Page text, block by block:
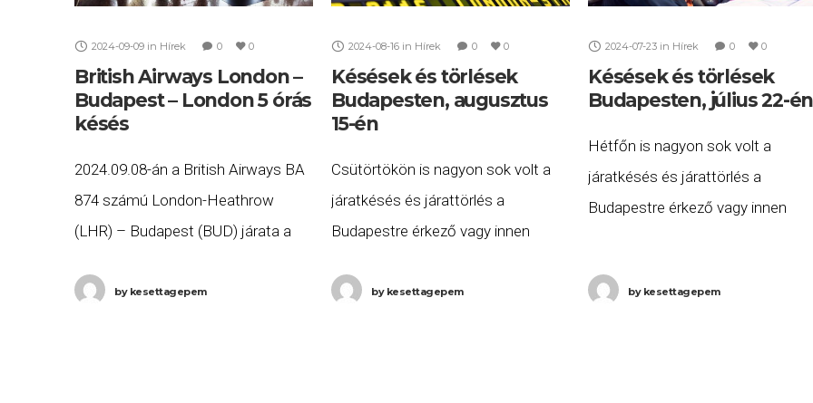
2024-09-09 in Hírek 0 0
British Airways London –
Budapest – London 5 órás
késés
2024.09.08-án a British Airways BA
874 számú London-Heathrow
(LHR) – Budapest (BUD) járata a
órás késéssel, 21:26-ra érkezett
bykesettagepem
2024-08-16 in Hírek 0 0
Késések és törlések
Budapesten, augusztus
15-én
Csütörtökön is nagyon sok volt a
járatkésés és járattörlés a
Budapestre érkező vagy innen
vagy törölt járatok listája 2024.
bykesettagepem
2024-07-23 in Hírek 0 0
Késések és törlések
Budapesten, július 22-én
Hétfőn is nagyon sok volt a
járatkésés és járattörlés a
Budapestre érkező vagy innen
július 22-én (hétfő) a következő.
bykesettagepem